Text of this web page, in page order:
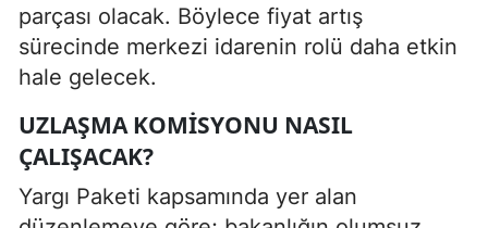
parçası olacak. Böylece fiyat artış
sürecinde merkezi idarenin rolü daha etkin
hale gelecek.
UZLAŞMA KOMISYONU NASIL
ÇALIŞACAK?
Yargı Paketi kapsamında yer alan